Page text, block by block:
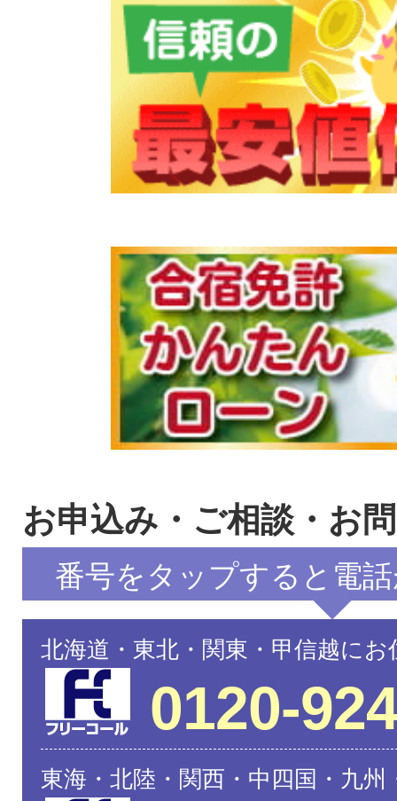
お申込み・ご相談・お
番号をタップすると電
北海道・東北・関東・甲信越に
0120-
東海・北陸・関西・中四国・九